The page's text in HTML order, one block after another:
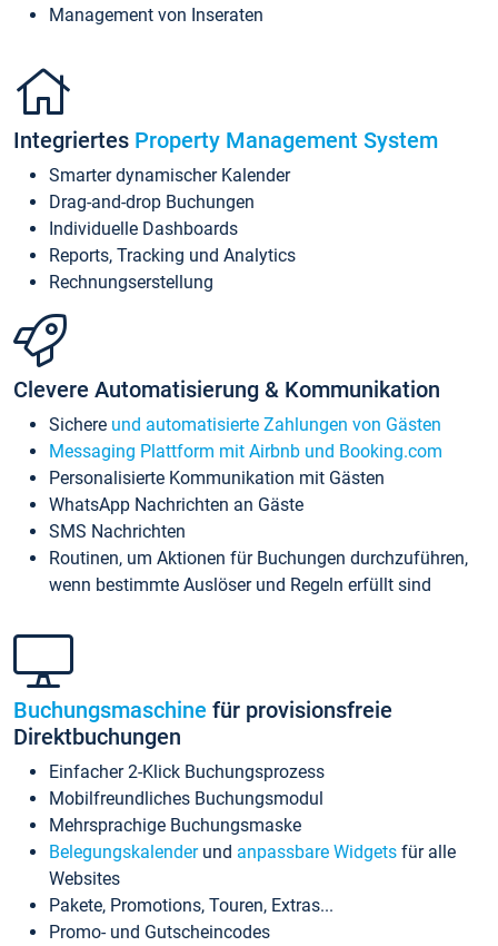
Management von Inseraten
Integriertes Property Management System
Smarter dynamischer Kalender
Drag-and-drop Buchungen
Individuelle Dashboards
Reports, Tracking und Analytics
Rechnungserstellung
Clevere Automatisierung & Kommunikation
Sichere und automatisierte Zahlungen von Gästen
Messaging Plattform mit Airbnb und Booking.com
Personalisierte Kommunikation mit Gästen
WhatsApp Nachrichten an Gäste
SMS Nachrichten
Routinen, um Aktionen für Buchungen durchzuführen,
wenn bestimmte Auslöser und Regeln erfüllt sind
Buchungsmaschine für provisionsfreie
Direktbuchungen
Einfacher 2-Klick Buchungsprozess
Mobilfreundliches Buchungsmodul
Mehrsprachige Buchungsmaske
Belegungskalenderund anpassbare Widgets für alle
Websites
Pakete, Promotions, Touren, Extras...
Promo- und Gutscheincodes